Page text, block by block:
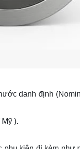
danh định
Mỹ ).